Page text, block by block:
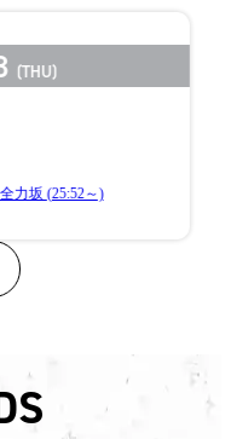
(THU)
力坂 (25:52～)